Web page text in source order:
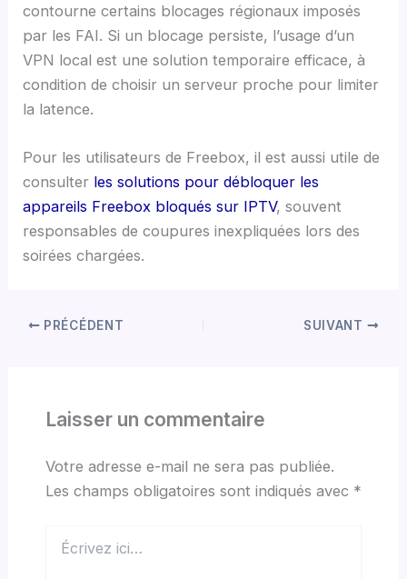
contourne certains blocages régionaux imposés
par les FAI. Si un blocage persiste, l’usage d’un
VPN local est une solution temporaire efficace, à
condition de choisir un serveur proche pour limiter
la latence.
Pour les utilisateurs de Freebox, il est aussi utile de
consulter les solutions pour débloquer les
appareils Freebox bloqués sur IPTV, souvent
responsables de coupures inexpliquées lors des
soirées chargées.
PRÉCÉDENT SUIVANT
Laisser un commentaire
Votre adresse e-mail ne sera pas publiée.
Les champs obligatoires sont indiqués avec *
ici…